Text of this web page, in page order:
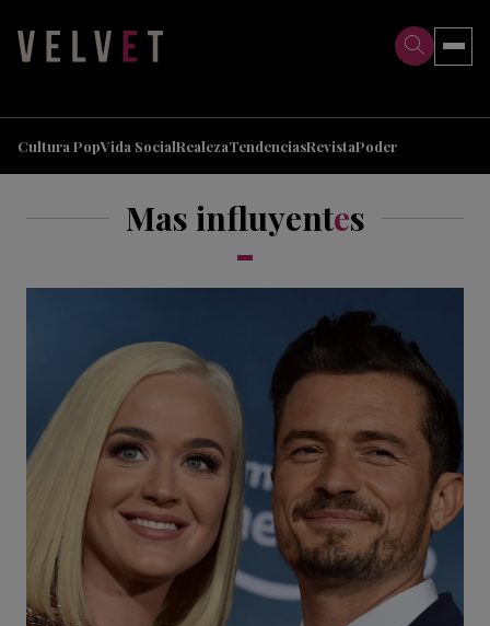
Cultura PopVida SocialRealezaTendenciasRevistaPoder
Mas influyentes